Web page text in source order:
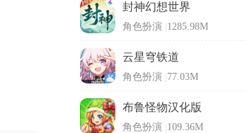
封神幻想世界
角色扮演 1285.98M
云星穹铁道
角色扮演 77.03M
布鲁怪物汉化版
角色扮演 109.36M